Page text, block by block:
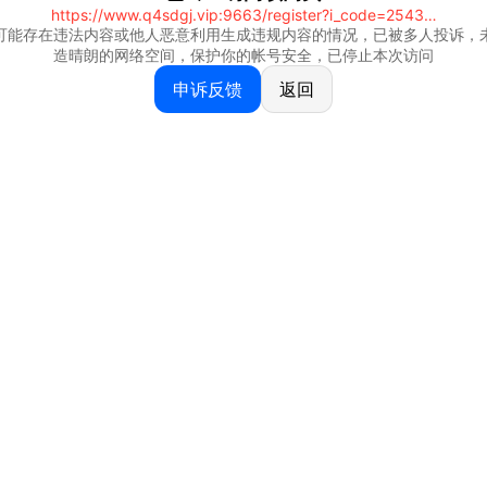
https://www.q4sdgj.vip:9663/register?i_code=25430844
能存在违法内容或他人恶意利用生成违规内容的情况，已被多人投诉，
造晴朗的网络空间，保护你的帐号安全，已停止本次访问
申诉反馈 返回